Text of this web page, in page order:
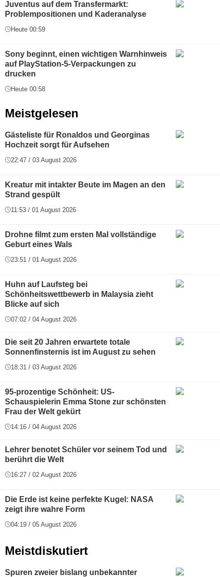
Juventus auf dem Transfermarkt:
Problempositionen und Kaderanalyse
Heute 00:59
Sony beginnt, einen wichtigen Warnhinweis
auf PlayStation-5-Verpackungen zu
drucken
Heute 00:58
Meistgelesen
Gästeliste für Ronaldos und Georginas
Hochzeit sorgt für Aufsehen
22:47 / 03 August 2026
Kreatur mit intakter Beute im Magen an den
Strand gespült
11:53 / 01 August 2026
Drohne filmt zum ersten Mal vollständige
Geburt eines Wals
23:51 / 01 August 2026
Huhn auf Laufsteg bei
Schönheitswettbewerb in Malaysia zieht
Blicke auf sich
07:02 / 04 August 2026
Die seit 20 Jahren erwartete totale
Sonnenfinsternis ist im August zu sehen
18:31 / 03 August 2026
95-prozentige Schönheit: US-
Schauspielerin Emma Stone zur schönsten
Frau der Welt gekürt
14:16 / 04 August 2026
Lehrer benotet Schüler vor seinem Tod und
berührt die Welt
16:27 / 02 August 2026
Die Erde ist keine perfekte Kugel: NASA
zeigt ihre wahre Form
04:19 / 05 August 2026
Meistdiskutiert
Spuren zweier bislang unbekannter